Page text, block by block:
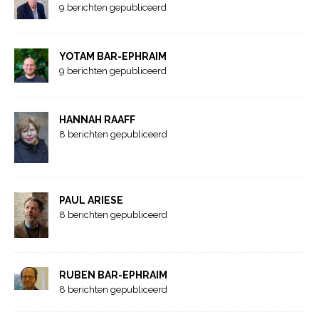
9 berichten gepubliceerd
YOTAM BAR-EPHRAIM
9 berichten gepubliceerd
HANNAH RAAFF
8 berichten gepubliceerd
PAUL ARIESE
8 berichten gepubliceerd
RUBEN BAR-EPHRAIM
8 berichten gepubliceerd